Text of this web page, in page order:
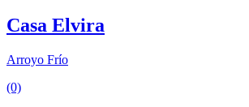
Casa Elvira
Arroyo Frío
(0)